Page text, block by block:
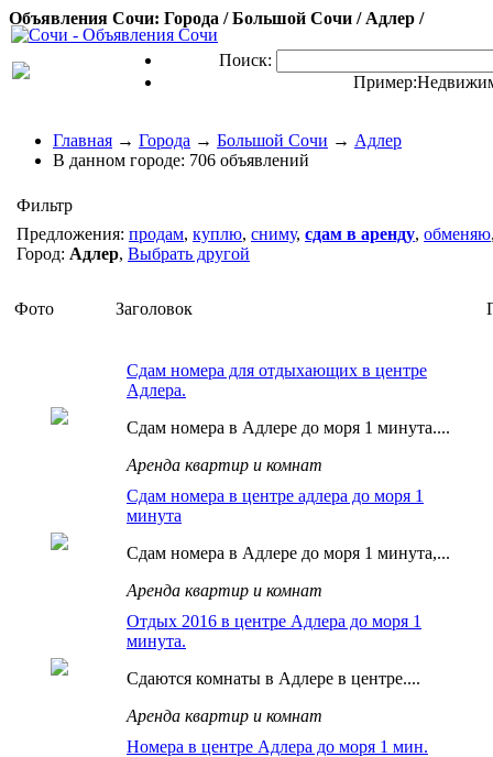
Объявления Сочи: Города / Большой Сочи / Адлер /
Поиск:
Пример:
Главная → Города → Большой Сочи → Адлер
В данном городе: 706 объявлений
Фильтр
Предложения: продам, куплю, сниму, сдам в аренду, обменяю
Город: Адлер, Выбрать другой
Фото Заголовок
Сдам номера для отдыхающих в центре
Адлера.
Сдам номера в Адлере до моря 1 минута....
Аренда квартир и комнат
Сдам номера в центре адлера до моря 1
минута
Сдам номера в Адлере до моря 1 минута,...
Аренда квартир и комнат
Отдых 2016 в центре Адлера до моря 1
минута.
Сдаются комнаты в Адлере в центре....
Аренда квартир и комнат
Номера в центре Адлера до моря 1 мин.